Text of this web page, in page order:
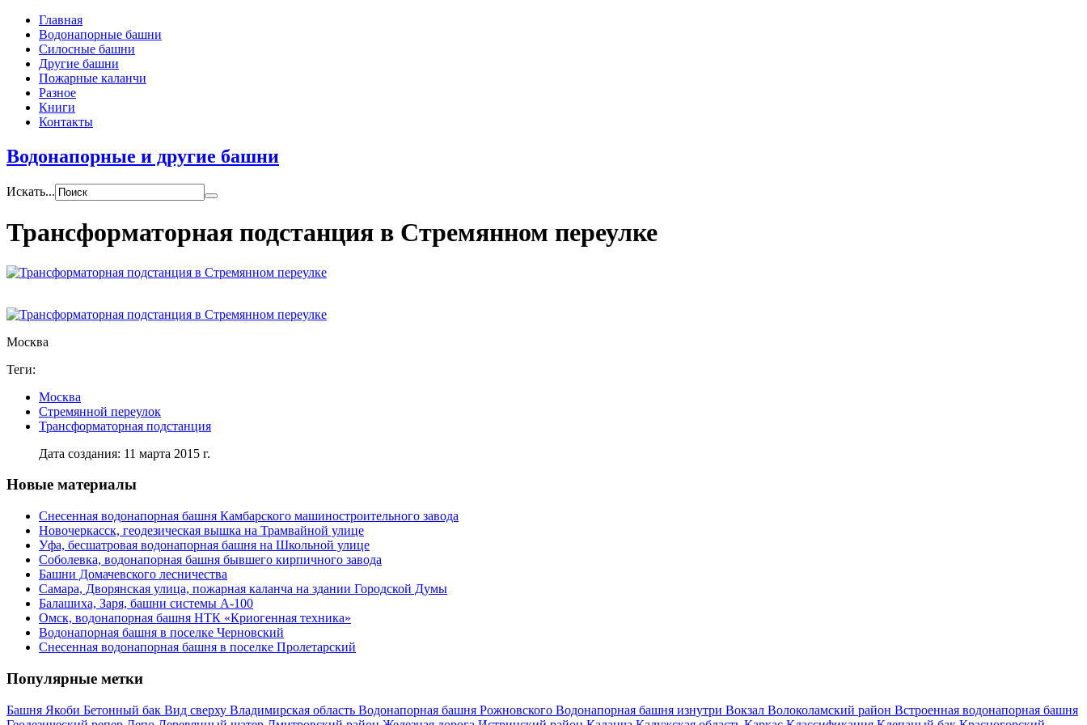
Главная
Водонапорные башни
Силосные башни
Другие башни
Пожарные каланчи
Разное
Книги
Контакты
Водонапорные и другие башни
Искать...
Трансформаторная подстанция в Стремянном переулке
Москва
Теги:
Москва
Стремянной переулок
Трансформаторная подстанция
Дата создания: 11 марта 2015 г.
Новые материалы
Снесенная водонапорная башня Камбарского машиностроительного завода
Новочеркасск, геодезическая вышка на Трамвайной улице
Уфа, бесшатровая водонапорная башня на Школьной улице
Соболевка, водонапорная башня бывшего кирпичного завода
Башни Домачевского лесничества
Самара, Дворянская улица, пожарная каланча на здании Городской Думы
Балашиха, Заря, башни системы А-100
Омск, водонапорная башня НТК «Криогенная техника»
Водонапорная башня в поселке Черновский
Снесенная водонапорная башня в поселке Пролетарский
Популярные метки
Башня Якоби Бетонный бак Вид сверху Владимирская область Водонапорная башня Рожновского Водонапорная башня изнутри Вокзал Волоколамский район Встроенная водонапорная башня